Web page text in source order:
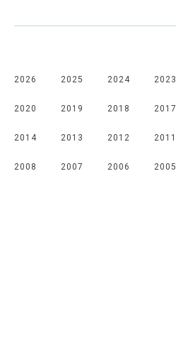
2026 2025 2024 2023
2020 2019 2018 2017
2014 2013 2012 2011
2008 2007 2006 2005